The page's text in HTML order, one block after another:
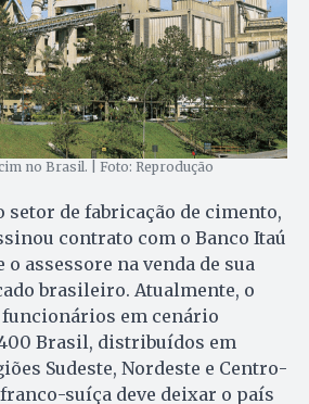
no Brasil. | Foto: Reprodução
setor de fabricação de cimento,
contrato com o Banco Itaú
o assessore na venda de sua
brasileiro. Atualmente, o
em cenário
Brasil, distribuídos em
Sudeste, Nordeste e Centro-
suíça deve deixar o país